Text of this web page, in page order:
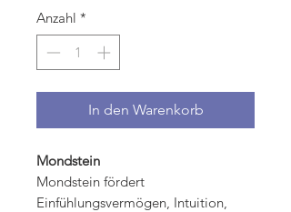
Anzahl *
In den Warenkorb
Mondstein
Mondstein fördert
Einfühlungsvermögen, Intuition,